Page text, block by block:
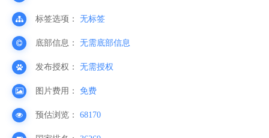
标签选项： 无标签
底部信息： 无需底部信息
发布授权： 无需授权
图片费用： 免费
预估浏览： 68170